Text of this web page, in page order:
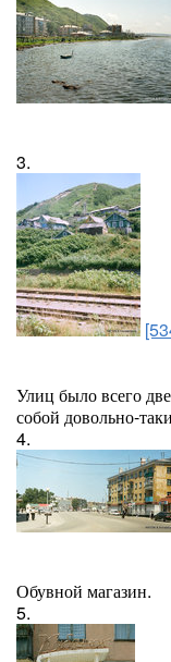
3.
Улиц было всего
собой довольно-
4.
Обувной магазин.
5.